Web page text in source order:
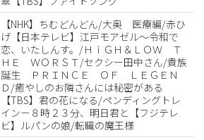
【NHK】ちむどんどん/大奥 医療編/赤ひ
げ【日本テレビ】江戸モアゼル〜令和で
恋、いたしんす。/ＨｉＧＨ＆ＬＯＷ Ｔ
ＨＥ ＷＯＲＳＴ/セクシー田中さん/貴族
誕生 ＰＲＩＮＣＥ ＯＦ ＬＥＧＥＮ
Ｄ/癒やしのお隣さんには秘密がある
【TBS】君の花になる/ペンディングトレ
イン－８時２３分、明日君と【フジテレ
ビ】ルパンの娘/転職の魔王様